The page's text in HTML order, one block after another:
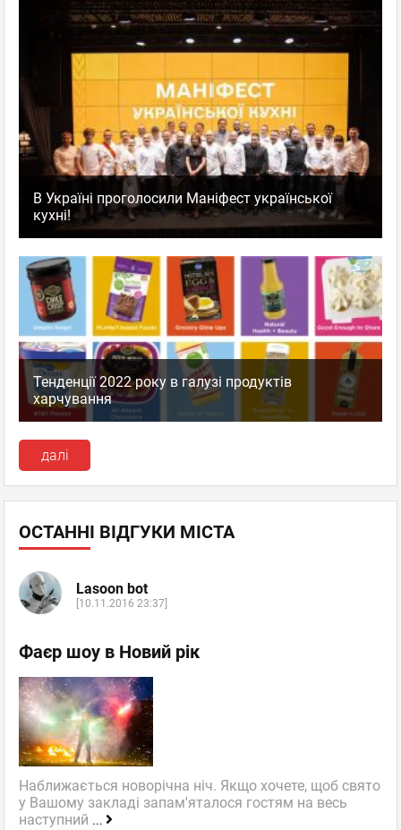
В Україні проголосили Маніфест української
кухні!
Тенденції 2022 року в галузі продуктів
харчування
далі
ОСТАННІ ВІДГУКИ МІСТА
Lasoon bot
[10.11.2016 23:37]
Фаєр шоу в Новий рік
Наближається новорічна ніч. Якщо хочете, щоб свято
у Вашому закладі запам'яталося гостям на весь
наступний ...